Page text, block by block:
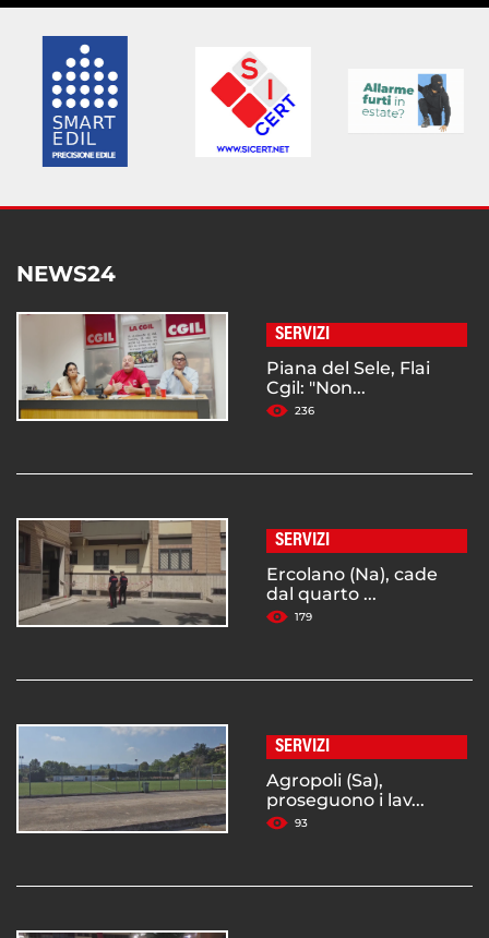
NEWS24
SERVIZI
Piana del Sele, Flai
Cgil: "Non...
236
SERVIZI
Ercolano (Na), cade
dal quarto ...
179
SERVIZI
Agropoli (Sa),
proseguono i lav...
93